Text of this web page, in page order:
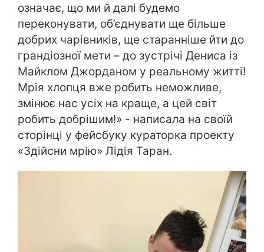
означає, що ми й далі будемо
переконувати, об’єднувати ще більше
добрих чарівників, ще старанніше йти до
грандіозної мети – до зустрічі Дениса із
Майклом Джорданом у реальному житті!
Мрія хлопця вже робить неможливе,
змінює нас усіх на краще, а цей світ
робить добрішим!» - написала на своїй
сторінці у фейсбуку кураторка проекту
«Здійсни мрію» Лідія Таран.